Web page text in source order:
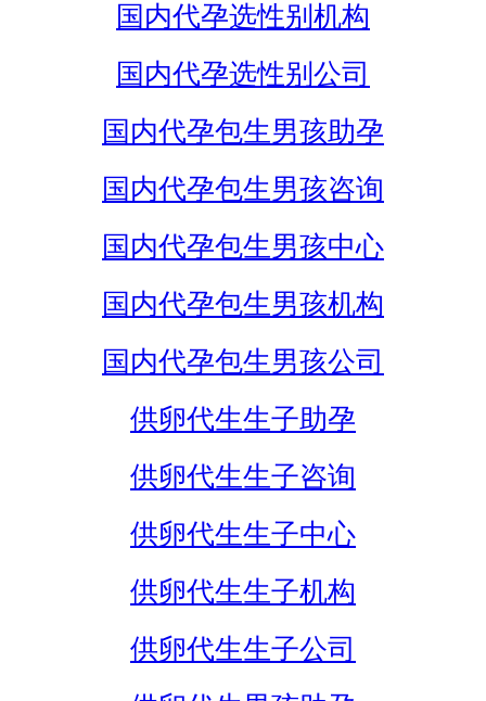
国内代孕选性别机构
国内代孕选性别公司
国内代孕包生男孩助孕
国内代孕包生男孩咨询
国内代孕包生男孩中心
国内代孕包生男孩机构
国内代孕包生男孩公司
供卵代生生子助孕
供卵代生生子咨询
供卵代生生子中心
供卵代生生子机构
供卵代生生子公司